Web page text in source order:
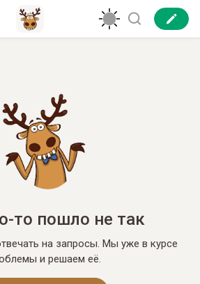
то пошло не так
на запросы. Мы уже в курсе
и решаем её.